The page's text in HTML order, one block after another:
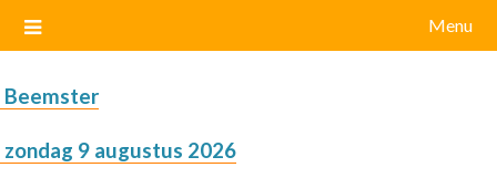
Menu
Beemster
zondag 9 augustus 2026